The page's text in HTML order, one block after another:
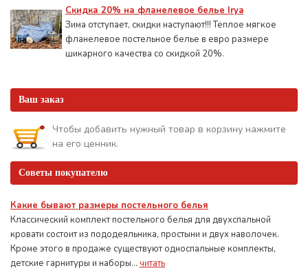
Скидка 20% на фланелевое белье Irya
Зима отступает, скидки наступают!!! Теплое мягкое
фланелевое постельное белье в евро размере
шикарного качества со скидкой 20%.
Ваш заказ
Чтобы добавить нужный товар в корзину нажмите
на его ценник.
Советы покупателю
Какие бывают размеры постельного белья
Классический комплект постельного белья для двухспальной
кровати состоит из пододеяльника, простыни и двух наволочек.
Кроме этого в продаже существуют односпальные комплекты,
детские гарнитуры и наборы... читать